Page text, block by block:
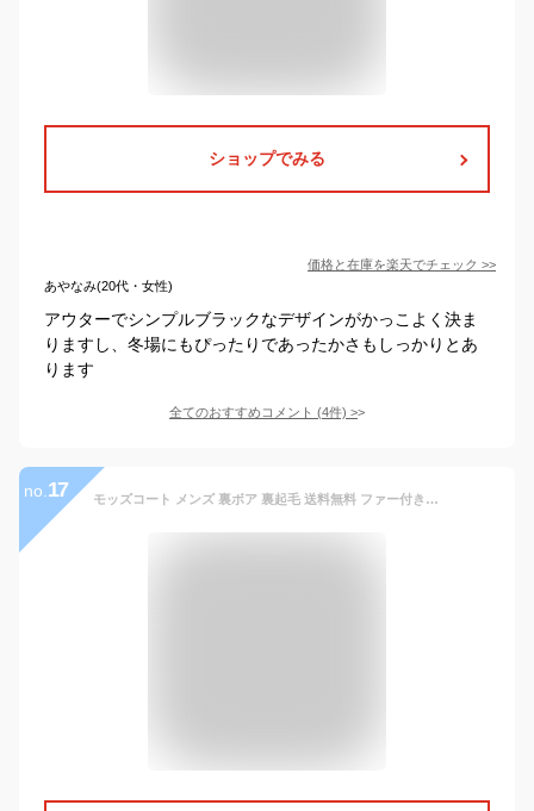
ショップでみる
価格と在庫を楽天でチェック >>
あやなみ(20代・女性)
アウターでシンプルブラックなデザインがかっこよく決ま
りますし、冬場にもぴったりであったかさもしっかりとあ
ります
全てのおすすめコメント (4件) >
no. 17 モッズコート メンズ 裏ボア 裏起毛 送料無料 ファー付き ファ—取り可 冬 ロングコート ミリタリー コート 黒 ブラック 緑 グリーン カーキ オリーブ 着こなし 大きいサイズ M L XL 半額クーポンも配布